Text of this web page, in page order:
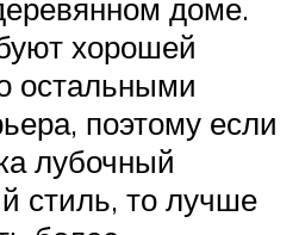
доме.
хорошей
остальными
поэтому если
лубочный
стиль, то лучше